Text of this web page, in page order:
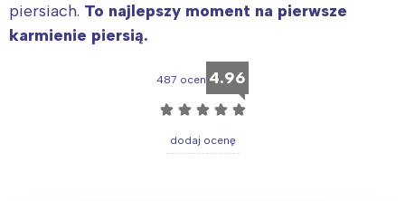
piersiach. To najlepszy moment na pierwsze
karmienie piersią.
487 ocen 4.96
☆ ☆ ☆ ☆ ☆
dodaj ocenę